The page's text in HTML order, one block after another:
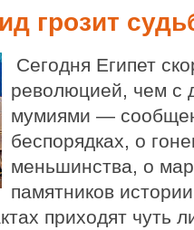
грозит
Сегодня Египет
революцией, чем с
мумиями —
беспорядках, о
меньшинства, о
памятников
приходят чуть